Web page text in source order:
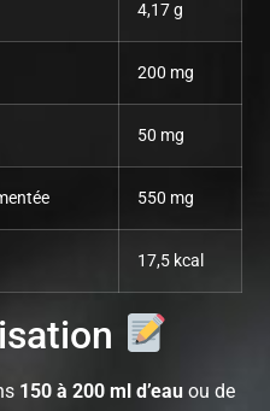
4,17 g
200 mg
50 mg
550 mg
17,5 kcal
150 à 200 ml d’eau ou de